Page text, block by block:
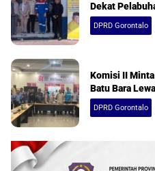
Dekat
DPRD Gorontalo
Komisi II
Batu Bara
DPRD Gorontalo